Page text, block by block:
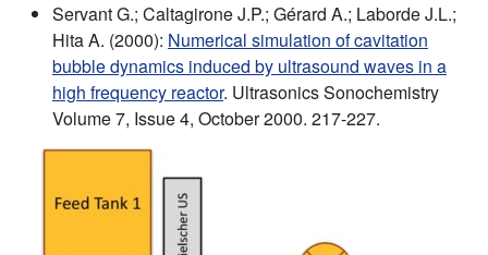
Servant G.; Caltagirone J.P.; Gérard A.; Laborde J.L.;
Hita A. (2000): Numerical simulation of cavitation
bubble dynamics induced by ultrasound waves in a
high frequency reactor. Ultrasonics Sonochemistry
Volume 7, Issue 4, October 2000. 217-227.